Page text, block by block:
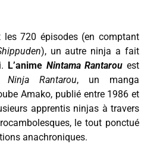
les 720 épisodes (en comptant
), un autre ninja a fait
L’anime Nintama Rantarou est
Ninja Rantarou, un manga
Amako, publié entre 1986 et
apprentis ninjas à travers
le tout ponctué
anachroniques.